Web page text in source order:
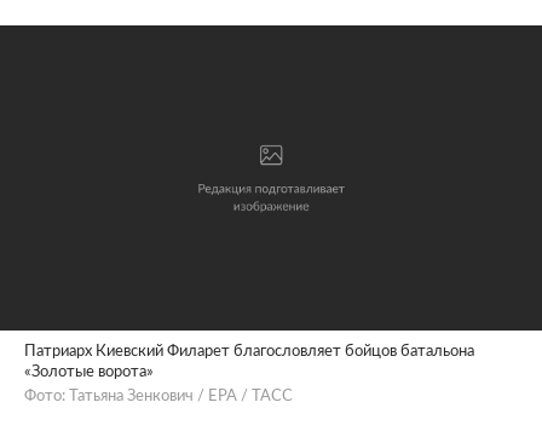
Патриарх Киевский Филарет благословляет бойцов батальона
«Золотые ворота»
Фото: Татьяна Зенкович / EPA / ТАСС